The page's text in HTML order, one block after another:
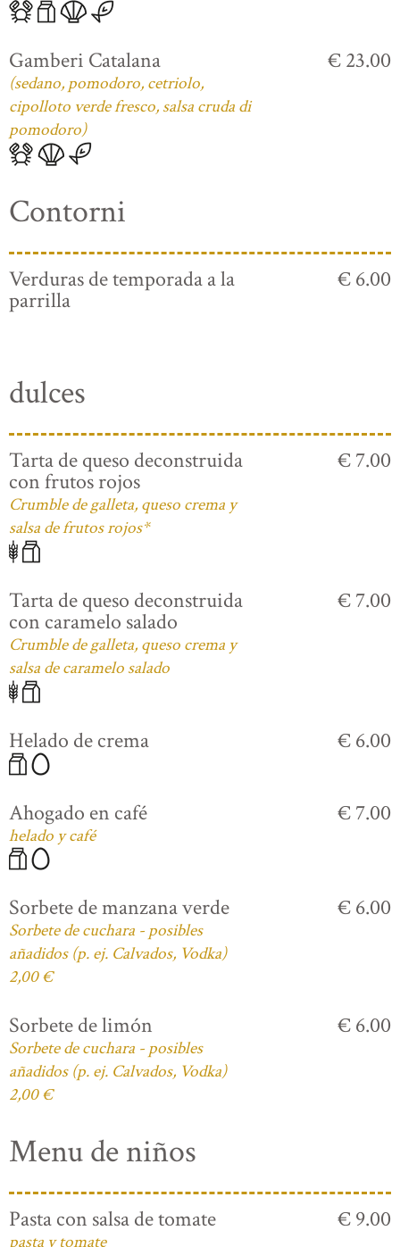
Gamberi Catalana
(sedano, pomodoro, cetriolo,
cipolloto verde fresco, salsa cruda di
pomodoro)
€ 23.00
Contorni
Verduras de temporada a la
parrilla
€ 6.00
dulces
Tarta de queso deconstruida
con frutos rojos
Crumble de galleta, queso crema y
salsa de frutos rojos*
€ 7.00
Tarta de queso deconstruida
con caramelo salado
Crumble de galleta, queso crema y
salsa de caramelo salado
€ 7.00
Helado de crema € 6.00
Ahogado en café
helado y café
€ 7.00
Sorbete de manzana verde
Sorbete de cuchara - posibles
añadidos (p. ej. Calvados, Vodka)
2,00 €
€ 6.00
Sorbete de limón
Sorbete de cuchara - posibles
añadidos (p. ej. Calvados, Vodka)
2,00 €
€ 6.00
Menu de niños
Pasta con salsa de tomate
pasta y tomate
€ 9.00